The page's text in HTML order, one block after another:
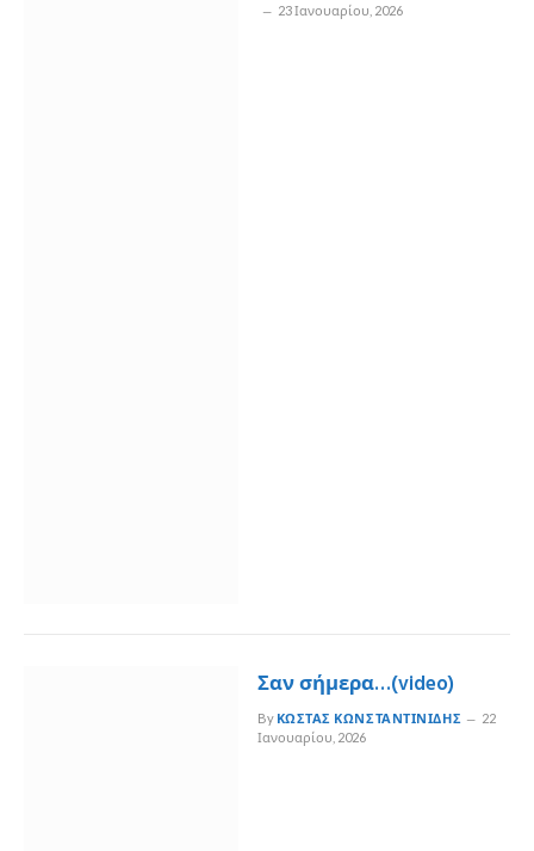
23 Ιανουαρίου, 2026
Σαν σήμερα…(video)
By ΚΏΣΤΑΣ ΚΩΝΣΤΑΝΤΙΝΊΔΗΣ
22
Ιανουαρίου, 2026